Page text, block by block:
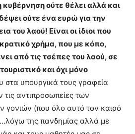
κυβέρνηση ούτε θέλει αλλά και
ούτε ένα ευρώ για την
του λαού! Είναι οι ίδιοι που
χρήμα, που με κόπο,
από τις τσέπες του λαού, σε
και όχι μόνο
στα υπουργικά τους γραφεία
αντιπροσωπείες των
γονιών (που όλο αυτό τον καιρό
της πανδημίας αλλά με